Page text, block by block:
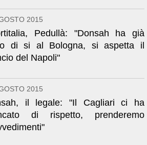
2015
Pedullà: "Donsah ha già
di si al Bologna, si aspetta il
del Napoli"
2015
il legale: "Il Cagliari ci ha
di rispetto, prenderemo